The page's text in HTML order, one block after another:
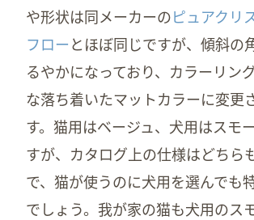
や形状は同メーカーのピュアクリ
フローとほぼ同じですが、傾斜の
るやかになっており、カラーリン
な落ち着いたマットカラーに変更
す。猫用はベージュ、犬用はスモ
すが、カタログ上の仕様はどちら
で、猫が使うのに犬用を選んでも
でしょう。我が家の猫も犬用のス